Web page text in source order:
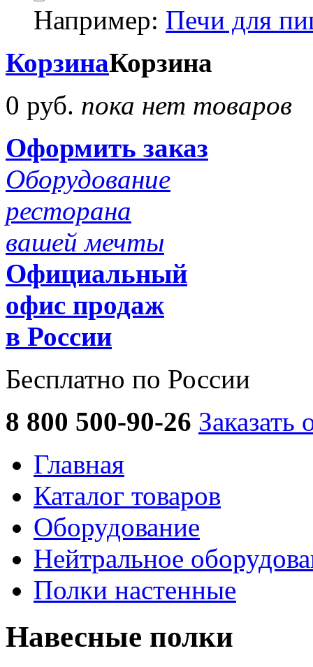
Например: Печи для
КорзинаКорзина
0 руб. пока нет товаров
Оформить заказ
Оборудование
ресторана
вашей мечты
Официальный
офис продаж
в России
Бесплатно по России
8 800 500-90-26 Заказать
Главная
Каталог товаров
Оборудование
Нейтральное
Полки настенные
Навесные полки